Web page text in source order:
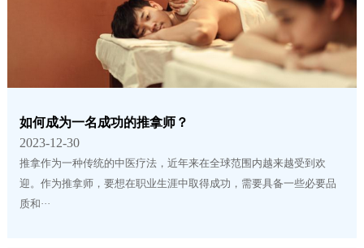
如何成为一名成功的推拿师？
2023-12-30
推拿作为一种传统的中医疗法，近年来在全球范围内越来越受到欢
迎。作为推拿师，要想在职业生涯中取得成功，需要具备一些必要品
质和···